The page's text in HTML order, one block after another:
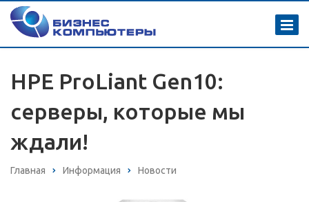
HPE ProLiant Gen10:
серверы, которые мы
ждали!
Главная Информация Новости